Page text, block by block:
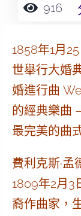
916
1858年1月
世舉行大婚
婚進行曲
的經典樂曲
最完美的曲
費利克斯·孟
1809年2月3
裔作曲家，